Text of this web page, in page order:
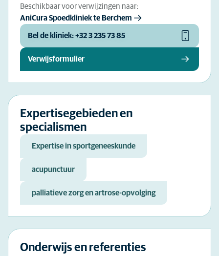
Beschikbaar voor verwijzingen naar:
AniCura Spoedkliniek te Berchem
Bel de kliniek: +32 3 235 73 85
Verwijsformulier
Expertisegebieden en
specialismen
Expertise in sportgeneeskunde
acupunctuur
palliatieve zorg en artrose-opvolging
Onderwijs en referenties